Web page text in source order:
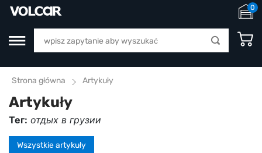
0
Strona główna Artykuły
Artykuły
Тег: отдых в грузии
Wszystkie artykuły